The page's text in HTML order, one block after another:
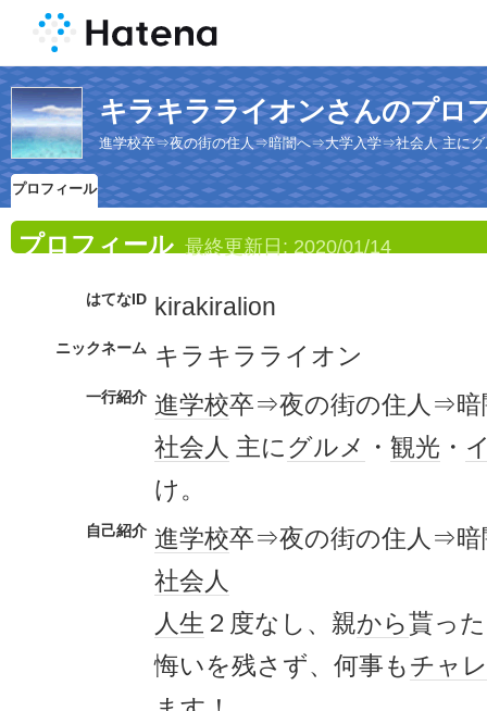
キラキラライオンさんのプロ
進学校卒⇒夜の街の住人⇒暗闇へ⇒大学入学⇒社会人 主にグ
プロフィール
プロフィール 最終更新日: 2020/01/14
はてなID kirakiralion
ニックネーム キラキラライオン
一行紹介 進学校卒⇒夜の街の住人⇒
社会人 主にグルメ ・ 観光 ・
け。
自己紹介 進学校卒⇒夜の街の住人⇒
社会人
人生 ２度なし、親から貰っ
悔いを残さず、何事もチャ